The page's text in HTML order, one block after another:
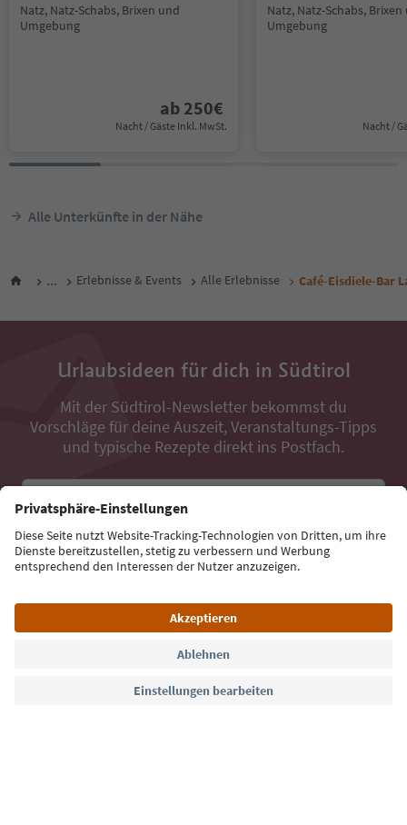
Natz, Natz-Schabs, Brixen und
Umgebung
ab 250€
Nacht / Gäste Inkl. MwSt.
Natz, Natz-Schabs,
Umgebung
Nacht /
Alle Unterkünfte in der Nähe
... Erlebnisse & Events Alle Erlebnisse Café-Eisdiele-Bar
Urlaubsideen für dich in Südtirol
Mit der Südtirol-Newsletter bekommst du
Vorschläge für deine Auszeit, Veranstaltungs-Tipps
und typische Rezepte direkt ins Postfach.
E-Mail Adresse
Jetzt anmelden